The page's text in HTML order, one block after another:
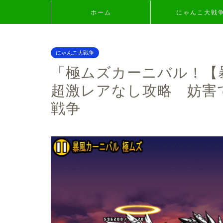
ホーム にゃんこ大戦
にゃんこ大戦争
「極ムズカーニバル！
超激レアなし攻略 妨
戦争